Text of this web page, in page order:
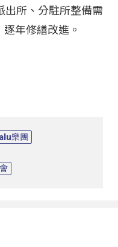
出所、分駐所整備需
年修繕改進。
樂團